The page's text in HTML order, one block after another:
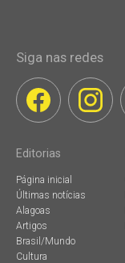
Siga nas redes
Editorias
Página inicial
Últimas notícias
Alagoas
Artigos
Brasil/Mundo
Cultura